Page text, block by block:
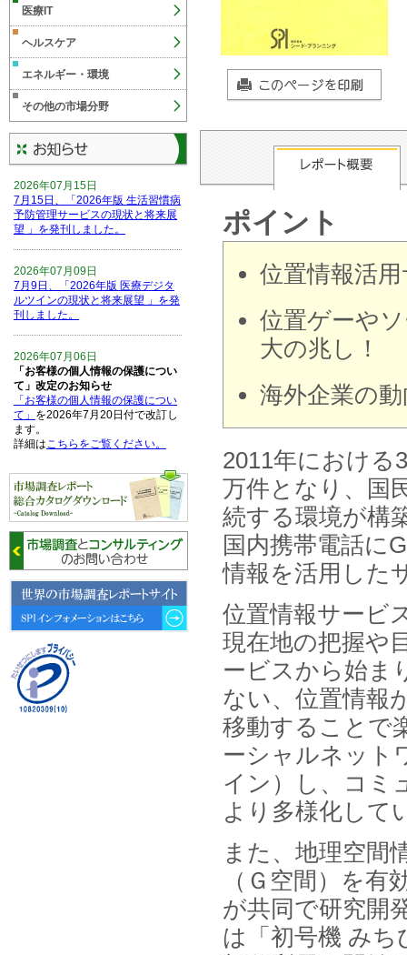
ポイント
位置情報活
位置ゲーや
大の兆し！
海外企業の
2011年における
万件となり、国
続する環境が構
国内携帯電話に
情報を活用した
位置情報サービ
現在地の把握や
ービスから始ま
ない、位置情報
移動することで
ーシャルネット
イン）し、コミ
より多様化して
また、地理空間
（Ｇ空間）を
が共同で研究開
は「初号機 みち
医療IT
ヘルスケア
エネルギー・環境
その他の市場分野
2026年07月15日
7月15日、「2026年版 生活習慣病
予防管理サービスの現状と将来展
望 」を発刊しました。
2026年07月09日
7月9日、「2026年版 医療デジタ
ルツインの現状と将来展望 」を発
刊しました。
2026年07月06日
「お客様の個人情報の保護につい
て」改定のお知らせ
「お客様の個人情報の保護につい
て」 を2026年7月20日付で改訂し
ます。
詳細はこちらをご覧ください。
2026年06月15日
6月15日、「中国の医療保険医薬
品リスト 」を発刊しました。
2026年06月01日
6月1日、「2026-27年版 5G SA、
6GにおけるIoT／サービス市場の
動向 」を発刊しました。
2026年04月30日
4月30日、「2026年版 オンライン
診療サービスの現状と将来展望 」
を発刊しました。